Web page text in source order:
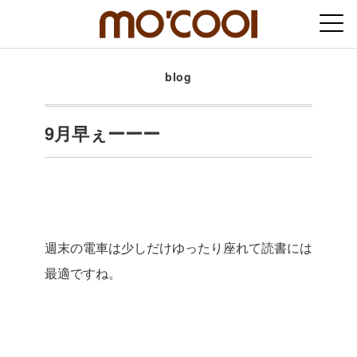
blog
9月早ぇーーー
週末の電車は少しだけゆったり座れて読書には
最適ですね。